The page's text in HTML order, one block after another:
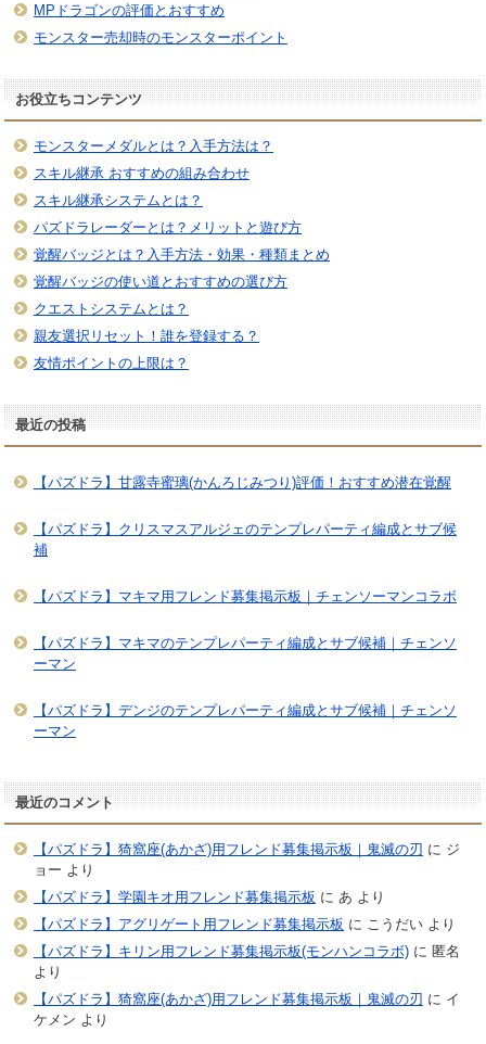
MPドラゴンの評価とおすすめ
モンスター売却時のモンスターポイント
お役立ちコンテンツ
モンスターメダルとは？入手方法は？
スキル継承 おすすめの組み合わせ
スキル継承システムとは？
パズドラレーダーとは？メリットと遊び方
覚醒バッジとは？入手方法・効果・種類まとめ
覚醒バッジの使い道とおすすめの選び方
クエストシステムとは？
親友選択リセット！誰を登録する？
友情ポイントの上限は？
最近の投稿
【パズドラ】甘露寺蜜璃(かんろじみつり)評価！おすすめ潜在覚醒
【パズドラ】クリスマスアルジェのテンプレパーティ編成とサブ候
補
【パズドラ】マキマ用フレンド募集掲示板｜チェンソーマンコラボ
【パズドラ】マキマのテンプレパーティ編成とサブ候補｜チェンソ
ーマン
【パズドラ】デンジのテンプレパーティ編成とサブ候補｜チェンソ
ーマン
最近のコメント
【パズドラ】猗窩座(あかざ)用フレンド募集掲示板｜鬼滅の刃 に ジ
ョー より
【パズドラ】学園キオ用フレンド募集掲示板 に あ より
【パズドラ】アグリゲート用フレンド募集掲示板 に こうだいより
【パズドラ】キリン用フレンド募集掲示板(モンハンコラボ)に 匿名
より
【パズドラ】猗窩座(あかざ)用フレンド募集掲示板｜鬼滅の刃 に イ
ケメン より